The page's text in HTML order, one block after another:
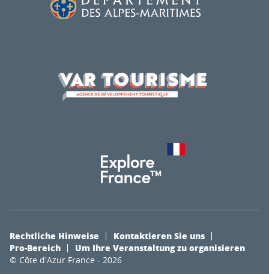
© Côte d'Azur France - 2026
Rechtliche Hinweise
Kontaktieren Sie uns
Pro-Bereich
Um Ihre Veranstaltung zu organisieren